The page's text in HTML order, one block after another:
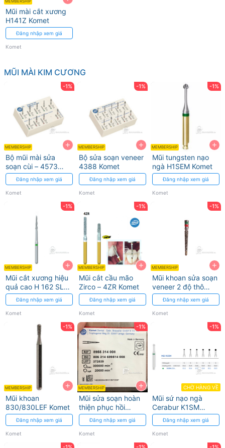
Mũi mài cắt xương
H141Z Komet
Đăng nhập xem giá
Komet
MŨI MÀI KIM CƯƠNG
-1%
+
MEMBERSHIP
Bộ mũi mài sửa
soạn cùi – 4573
KometĐăng nhập xem giá
Komet
-1%
+
MEMBERSHIP
Bộ sửa soạn veneer
4388 Komet
Đăng nhập xem giá
Komet
-1%
+
MEMBERSHIP
Mũi tungsten nạo
ngà H1SEM Komet
Đăng nhập xem giá
Komet
-1%
+
MEMBERSHIP
Mũi cắt xương hiệu
quả cao H 162 SL
KometĐăng nhập xem giá
Komet
-1%
+
MEMBERSHIP
Mũi cắt cầu mão
Zirco – 4ZR Komet
Đăng nhập xem giá
Komet
-1%
+
MEMBERSHIP
Mũi khoan sửa soạn
veneer 2 độ thô
6844 Komet
Đăng nhập xem giá
Komet
-1%
+
MEMBERSHIP
Mũi khoan
830/830LEF Komet
Đăng nhập xem giá
Komet
-1%
+
MEMBERSHIP
Mũi sửa soạn hoàn
thiện phục hồi
composite
Đăng nhập xem giá
Komet
-1%
CHỜ HÀNG VỀ
Mũi sứ nạo ngà
Cerabur K1SM
KometĐăng nhập xem giá
Komet